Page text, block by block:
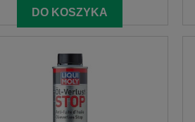
DO KOSZYKA